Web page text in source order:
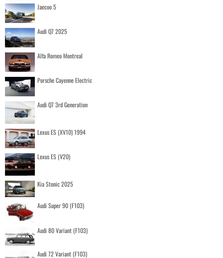
Jaecoo 5
Audi Q7 2025
Alfa Romeo Montreal
Porsche Cayenne Electric
Audi Q7 3rd Generation
Lexus ES (XV10) 1994
Lexus ES (V20)
Kia Stonic 2025
Audi Super 90 (F103)
Audi 80 Variant (F103)
Audi 72 Variant (F103)